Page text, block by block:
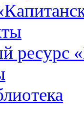
ресурс